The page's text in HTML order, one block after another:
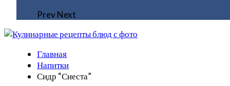
PrevNext
Главная
Напитки
Сидр “Сиеста”